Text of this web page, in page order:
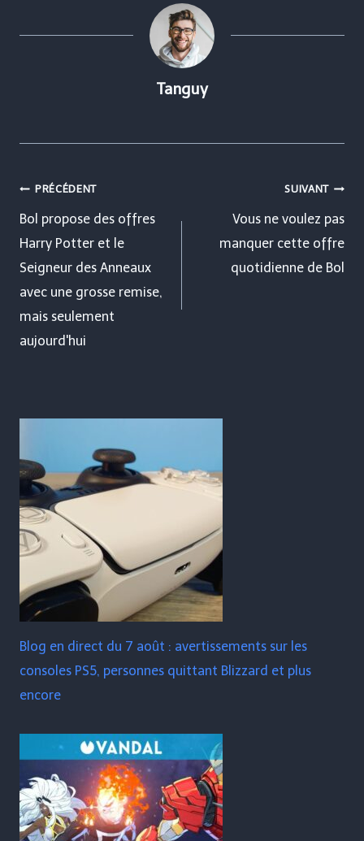
Tanguy
Navigation
de
l’article
PRÉCÉDENT
Bol propose des offres
Harry Potter et le
Seigneur des Anneaux
avec une grosse remise,
mais seulement
aujourd'hui
SUIVANT
Vous ne voulez pas
manquer cette offre
quotidienne de Bol
Blog en direct du 7 août : avertissements sur les
consoles PS5, personnes quittant Blizzard et plus
encore